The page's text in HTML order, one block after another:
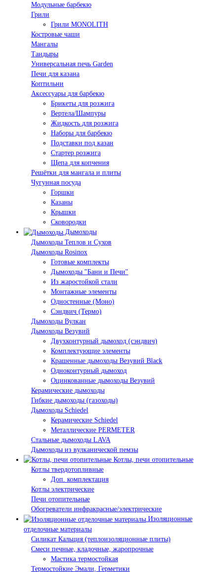
Модульные барбекю
Грили
Грили MONOLITH
Костровые чаши
Мангалы
Тандыры
Универсальная печь Garden
Печи для казана
Коптильни
Аксессуары для барбекю
Брикеты для розжига
Вертела/Шампуры
Жидкость для розжига
Наборы для барбекю
Подставки под казан
Стартер розжига
Щепа для копчения
Решётки для мангала и плиты
Чугунная посуда
Горшки
Казаны
Крышки
Сковородки
Дымоходы
Дымоходы Теплов и Сухов
Дымоходы Rosinox
Готовые комплекты
Дымоходы "Бани и Печи"
Из жаростойкой стали
Монтажные элементы
Одностенные (Моно)
Сэндвич (Термо)
Дымоходы Вулкан
Дымоходы Везувий
Двухконтурный дымоход (сэндвич)
Комплектующие элементы
Крашенные дымоходы Везувий Black
Одноконтурный дымоход
Оцинкованные дымоходы Везувий
Керамические дымоходы
Гибкие дымоходы (газоходы)
Дымоходы Schiedel
Керамические Schiedel
Металлические PERMETER
Стальные дымоходы LAVA
Дымоходы из вулканической пемзы
Котлы, печи отопительные
Котлы твердотопливные
Доп. комплектация
Котлы электрические
Печи отопительные
Обогреватели инфракрасные/электрические
Изоляционные
отделочные материалы
Силикат Кальция (теплоизоляционные плиты)
Смеси печные, кладочные, жаропрочные
Мастика термостойкая
Термостойкие Эмали, Герметики